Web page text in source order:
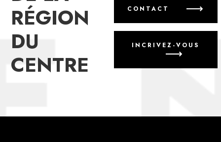
RÉGION
DU
CENTRE
CONTACT
INCRIVEZ-VOUS